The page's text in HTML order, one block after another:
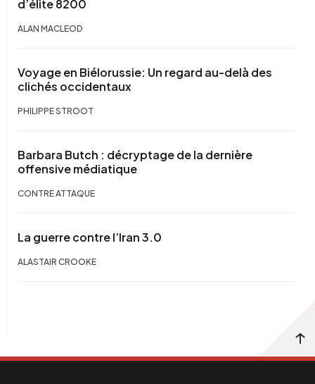
d’élite 8200
ALAN MACLEOD
Voyage en Biélorussie: Un regard au-delà des
clichés occidentaux
PHILIPPE STROOT
Barbara Butch : décryptage de la dernière
offensive médiatique
CONTRE ATTAQUE
La guerre contre l’Iran 3.0
ALASTAIR CROOKE